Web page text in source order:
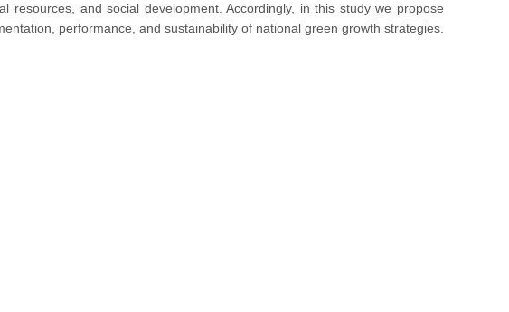
resources, and social development. Accordingly, in this study we propose
performance, and sustainability of national green growth strategies.